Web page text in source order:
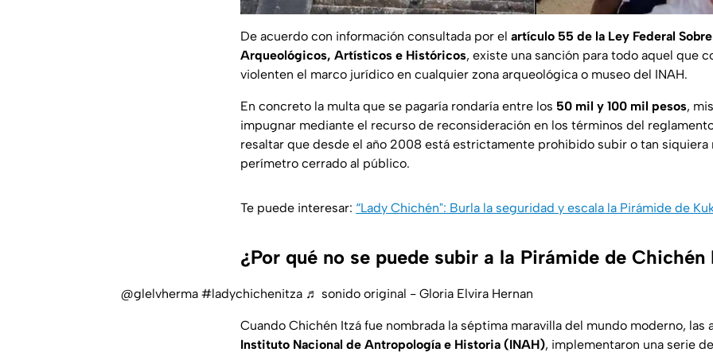
De acuerdo con información consultada por el artículo 55 de la Ley Federal
Arqueológicos, Artísticos e Históricos, existe una sanción para todo aquel que
violenten el marco jurídico en cualquier zona arqueológica o museo del INAH.
En concreto la multa que se pagaría rondaría entre los 50 mil y 100 mil pesos,
impugnar mediante el recurso de reconsideración en los términos del
resaltar que desde el año 2008 está estrictamente prohibido subir o tan siquiera
perímetro cerrado al público.
Te puede interesar: “Lady Chichén": Burla la seguridad y escala la Pirámide de
¿Por qué no se puede subir a la Pirámide de Chichén
@glelvherma #ladychichenitza ♬ sonido original - Gloria Elvira Hernan
Cuando Chichén Itzá fue nombrada la séptima maravilla del mundo moderno, las
Instituto Nacional de Antropología e Historia (INAH), implementaron una serie